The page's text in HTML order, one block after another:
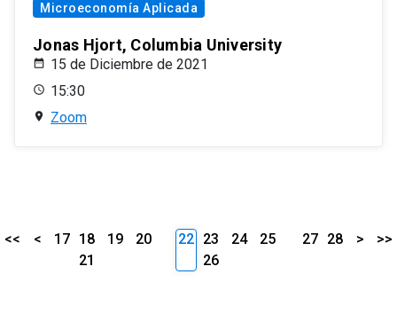
Microeconomía Aplicada
Jonas Hjort, Columbia University
15 de Diciembre de 2021
15:30
Zoom
<< < 17 18 19
20
21
22 23 24
25
26
27 28 > >>